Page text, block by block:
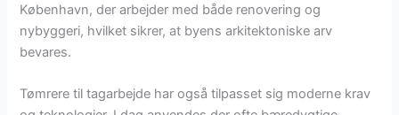
København, der arbejder med både renovering og
nybyggeri, hvilket sikrer, at byens arkitektoniske arv
bevares.
Tømrere til tagarbejde har også tilpasset sig moderne krav